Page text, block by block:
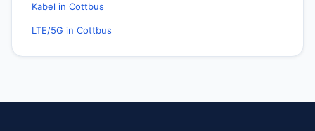
Kabel in Cottbus
LTE/5G in Cottbus